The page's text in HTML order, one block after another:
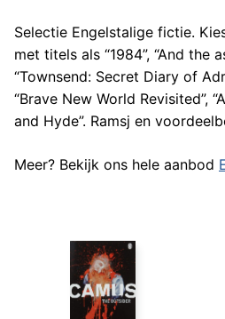
Selectie Engelstalige fictie.
met titels als “1984”, “And the
“Townsend: Secret Diary of
“Brave New World Revisited”,
and Hyde”. Ramsj en
Meer? Bekijk ons hele aanbod